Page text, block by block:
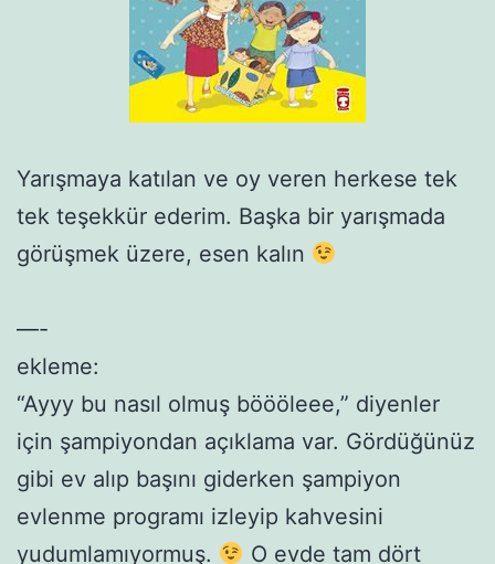
Yarışmaya katılan ve oy veren herkese tek
tek teşekkür ederim. Başka bir yarışmada
görüşmek üzere, esen kalın
—-
ekleme:
“Ayyy bu nasıl olmuş böööleee,” diyenler
için şampiyondan açıklama var. Gördüğünüz
gibi ev alıp başını giderken şampiyon
evlenme programı izleyip kahvesini
yudumlamıyormuş.
O evde tam dört